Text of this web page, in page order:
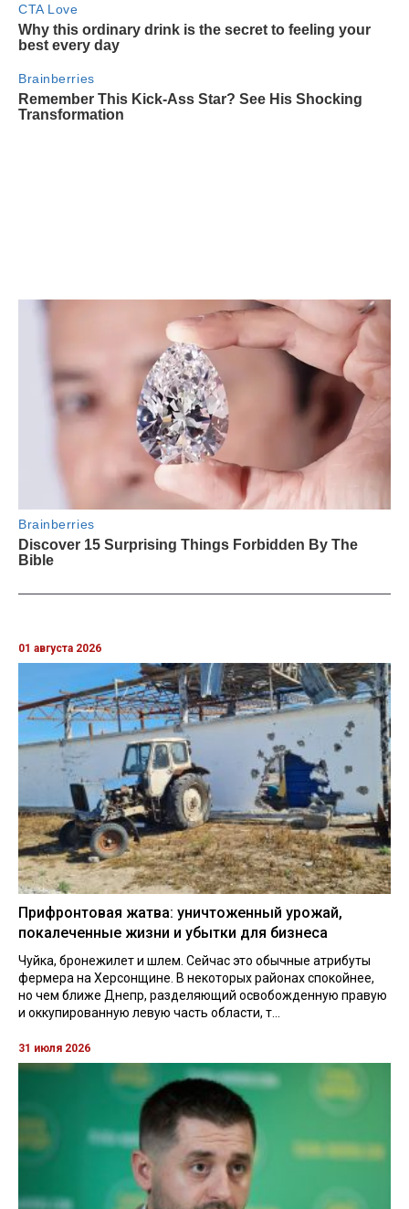
01 августа 2026
Прифронтовая жатва: уничтоженный урожай,
покалеченные жизни и убытки для бизнеса
Чуйка, бронежилет и шлем. Сейчас это обычные атрибуты
фермера на Херсонщине. В некоторых районах спокойнее,
но чем ближе Днепр, разделяющий освобожденную правую
и оккупированную левую часть области, т...
31 июля 2026